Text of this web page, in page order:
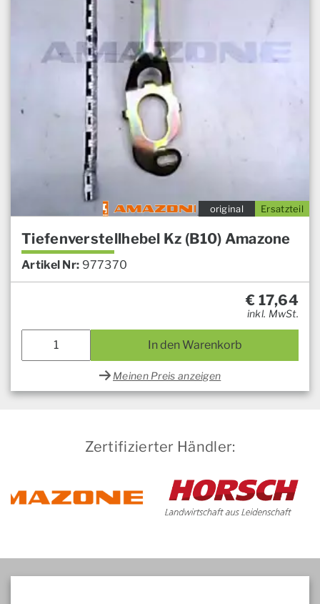
Ersatzteil
original
Tiefenverstellhebel Kz (B10) Amazone
Artikel Nr: 977370
€ 17,64
inkl. MwSt.
In den Warenkorb
Meinen Preis anzeigen
Zertifizierter Händler: